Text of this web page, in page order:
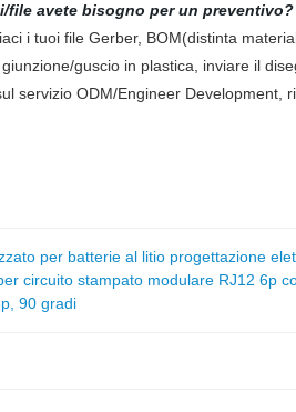
file avete bisogno per un preventivo?
i tuoi file Gerber, BOM(distinta
guscio in plastica, inviare il
servizio ODM/Engineer Development,
per batterie al litio progettazione
circuito stampato modulare RJ12 6p
90 gradi